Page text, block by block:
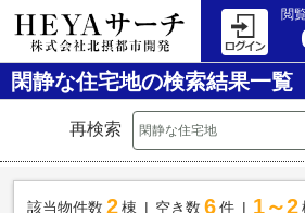
閲
閑静な住宅地の検索結果一覧
再検索
該当物件数 2棟 空き数 6 件 1～2